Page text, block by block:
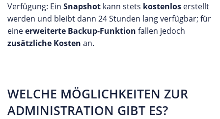
Verfügung: Ein Snapshot kann stets kostenlos erstellt
werden und bleibt dann 24 Stunden lang verfügbar; für
eineerweiterte Backup-Funktion fallen jedoch
zusätzliche Kosten an.
WELCHE MÖGLICHKEITEN ZUR
ADMINISTRATION GIBT ES?